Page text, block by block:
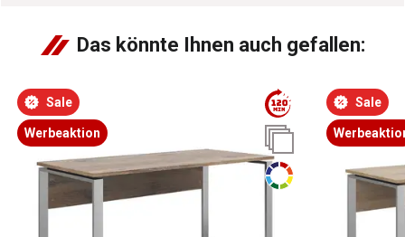
Das könnte Ihnen auch gefallen:
Sale
Werbeaktion
Sale